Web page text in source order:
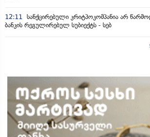
12:11
სანქცირებული კრიტპოკომპანია არ
ბანკის რეგულირებულ სუბიექტს - სებ